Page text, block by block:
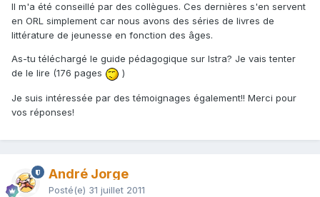
Il m'a été conseillé par des collègues. Ces dernières s'en servent
en ORL simplement car nous avons des séries de livres de
littérature de jeunesse en fonction des âges.
As-tu téléchargé le guide pédagogique sur Istra? Je vais tenter
de le lire (176 pages
)
Je suis intéressée par des témoignages également!! Merci pour
vos réponses!
André Jorge
Posté(e) 31 juillet 2011